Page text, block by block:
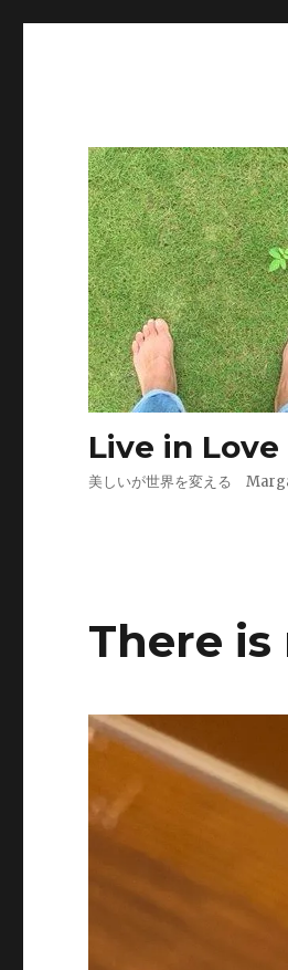
Live in Love
美しいが世界を変える
There